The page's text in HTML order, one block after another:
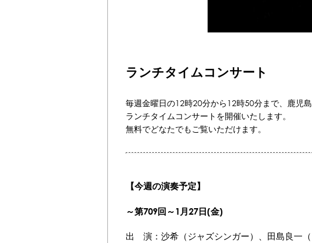
ランチタイムコンサート
毎週金曜日の12時20分から12時50分まで、鹿児
ランチタイムコンサートを開催いたします。
無料でどなたでもご覧いただけます。
【今週の演奏予定】
～第709回 ～1月27日(金)
出 演：沙希（ジャズシンガー）、田島良一（